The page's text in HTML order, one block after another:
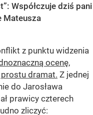
Współczuje dziś pani
Mateusza
z punktu widzenia
ocenę,
dramat. Z jednej
do Jarosława
prawicy czterech
zliczyć: